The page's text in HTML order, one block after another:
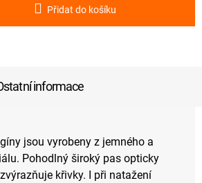
Přidat do košíku
informace
jsou vyrobeny z jemného a
Pohodlný široký pas opticky
křivky. I při natažení